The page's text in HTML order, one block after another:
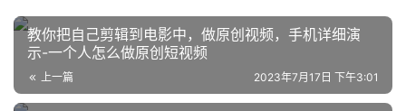
跨
境
电
教你把自己剪辑到电影中，做原创视频，手机详细演
示-一个人怎么做原创短视频
上一篇 2023年7月17日 下午3:01